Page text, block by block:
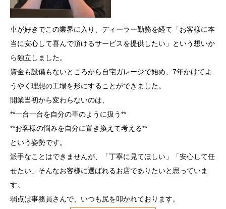
車が好きでこの業界に入り、ディーラー勤務を経て「お客様に本
当に安心して喜んで頂けるサービスを提供したい」という想いか
ら独立しました。
資金も設備もないところから自宅ガレージで始め、7年かけてよ
うやく理想の工場を形にすることができました。
開業当初から変わらないのは、
**一台一台を自分の車のように扱う**
**お客様の悩みを自分に置き換えて考える**
という姿勢です。
派手なことはできませんが、「丁寧に見てほしい」「安心して任
せたい」そんなお客様に選ばれるお店でありたいと思っていま
す。
弱点は事務員さんで、いつも尻を叩かれております。